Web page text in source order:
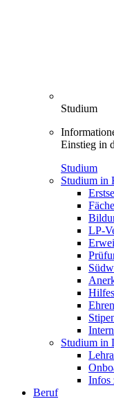
Studium
Einstieg in
Studium
Studium in
LP-
Studium in
Infos
Beruf